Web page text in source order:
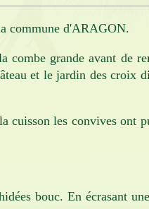
commune d'ARAGON.
combe grande avant de
et le jardin des croix
cuisson les convives ont
bouc. En écrasant